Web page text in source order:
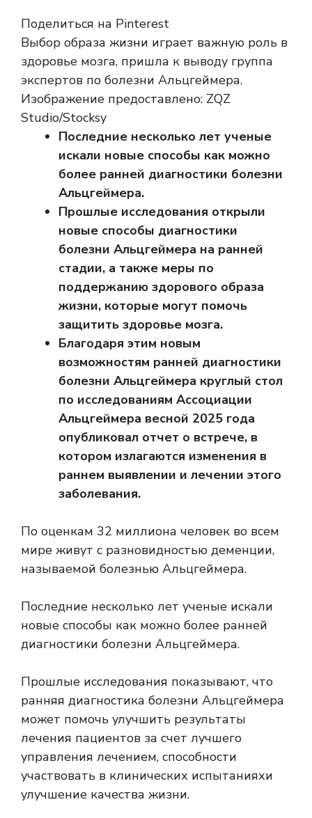
Поделиться на Pinterest
Выбор образа жизни играет важную роль в
здоровье мозга, пришла к выводу группа
экспертов по болезни Альцгеймера.
Изображение предоставлено: ZQZ
Studio/Stocksy
Последние несколько лет ученые
искали новые способы как можно
более ранней диагностики болезни
Альцгеймера.
Прошлые исследования открыли
новые способы диагностики
болезни Альцгеймера на ранней
стадии, а также меры по
поддержанию здорового образа
жизни, которые могут помочь
защитить здоровье мозга.
Благодаря этим новым
возможностям ранней диагностики
болезни Альцгеймера круглый стол
по исследованиям Ассоциации
Альцгеймера весной 2025 года
опубликовал отчет о встрече, в
котором излагаются изменения в
раннем выявлении и лечении этого
заболевания.
По оценкам 32 миллиона человек во всем
мире живут с разновидностью деменции,
называемой болезнью Альцгеймера.
Последние несколько лет ученые искали
новые способы как можно более ранней
диагностики болезни Альцгеймера.
Прошлые исследования показывают, что
ранняя диагностика болезни Альцгеймера
может помочь улучшить результаты
лечения пациентов за счет лучшего
управления лечением, способности
участвовать в клинических испытанияхи
улучшение качества жизни.